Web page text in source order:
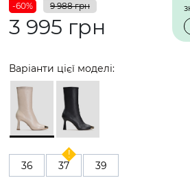
-60% 9 988 грн
3 995 грн
Варіанти цієї моделі:
36 37 39